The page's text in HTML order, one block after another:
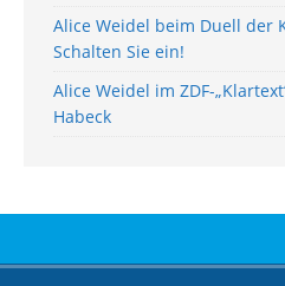
Alice Weidel beim Duell der
Schalten Sie ein!
Alice Weidel im ZDF-
Habeck